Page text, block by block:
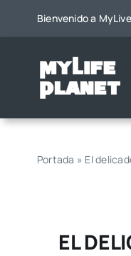
Bienvenido a
Portada » El
EL